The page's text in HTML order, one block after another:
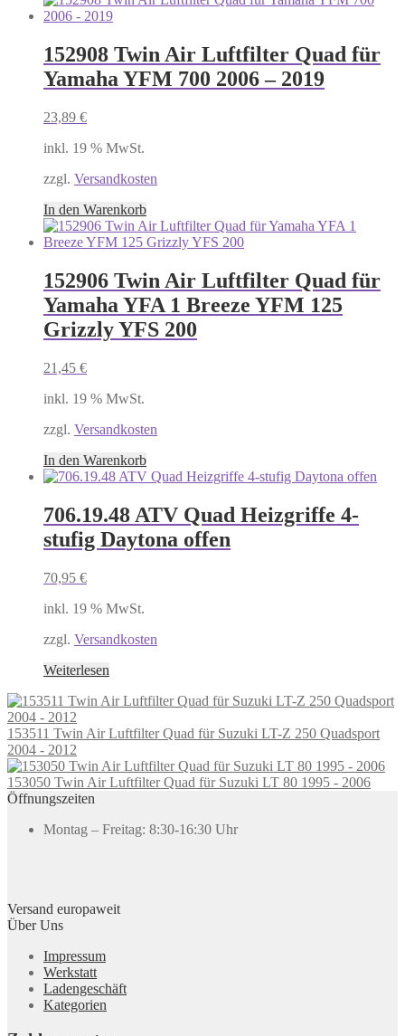
152908 Twin Air Luftfilter Quad für
Yamaha YFM 700 2006 – 2019
23,89 €
inkl. 19 % MwSt.
zzgl. Versandkosten
In den Warenkorb
152906 Twin Air Luftfilter Quad für
Yamaha YFA 1 Breeze YFM 125
Grizzly YFS 200
21,45 €
inkl. 19 % MwSt.
zzgl. Versandkosten
In den Warenkorb
706.19.48 ATV Quad Heizgriffe 4-
stufig Daytona offen
70,95 €
inkl. 19 % MwSt.
zzgl. Versandkosten
Weiterlesen
153511 Twin Air Luftfilter Quad für Suzuki LT-Z 250 Quadsport
2004 - 2012
153050 Twin Air Luftfilter Quad für Suzuki LT 80 1995 - 2006
Öffnungszeiten
Montag – Freitag: 8:30-16:30 Uhr
Versand europaweit
Über Uns
Impressum
Werkstatt
Ladengeschäft
Kategorien